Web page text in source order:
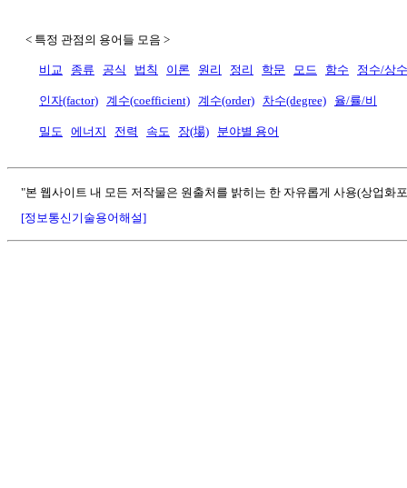
< 특정 관점의 용어들 모음 >
비교 종류 공식 법칙 이론 원리 정리 학문 모드 함수 정수/상수
인자(factor) 계수(coefficient) 계수(order) 차수(degree) 율/률/비
밀도 에너지 전력 속도 장(場) 분야별 용어
"본 웹사이트 내 모든 저작물은 원출처를 밝히는 한 자유롭게 사용(상업화
[정보통신기술용어해설]